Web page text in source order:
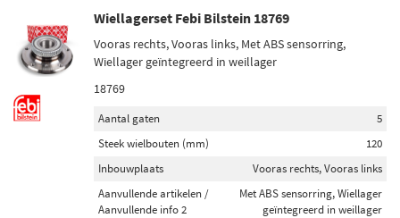
Op voorraad (369)
Niet op voorraad (338)
Wiellagerset Febi Bilstein 18769
Vooras rechts, Vooras links, Met ABS sensorring,
Wiellager geïntegreerd in weillager
18769
Aantal gaten
5
Steek wielbouten (mm)
120
Inbouwplaats
Vooras rechts, Vooras links
Aanvullende artikelen /
Aanvullende info 2
Met ABS sensorring, Wiellager
geïntegreerd in weillager